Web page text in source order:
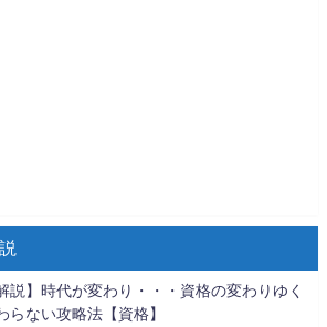
説】時代が変わり・・・資格の変わりゆく
らない攻略法【資格】